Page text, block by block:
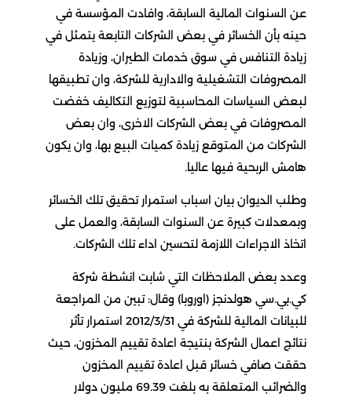
عن السنوات المالية السابقة، وافادت المؤسسة في
حينه بأن الخسائر في بعض الشركات التابعة يتمثل في
زيادة التنافس في سوق خدمات الطيران، وزيادة
المصروفات التشغيلية والادارية للشركة، وان تطبيقها
لبعض السياسات المحاسبية لتوزيع التكاليف خفضت
المصروفات في بعض الشركات الاخرى، وان بعض
الشركات من المتوقع زيادة كميات البيع بها، وان يكون
هامش الربحية فيها عاليا.
وطلب الديوان بيان اسباب استمرار تحقيق تلك الخسائر
وبمعدلات كبيرة عن السنوات السابقة، والعمل على
اتخاذ الاجراءات اللازمة لتحسين اداء تلك الشركات.
وعدد بعض الملاحظات التي شابت انشطة شركة
كي.بي.سي هولدنجز (اوروبا) وقال: تبين من المراجعة
للبيانات المالية للشركة في 2012/3/31 استمرار تأثر
نتائج اعمال الشركة بنتيجة اعادة تقييم المخزون، حيث
حققت صافي خسائر قبل اعادة تقييم المخزون
والضرائب المتعلقة به بلغت 69.39 مليون دولار